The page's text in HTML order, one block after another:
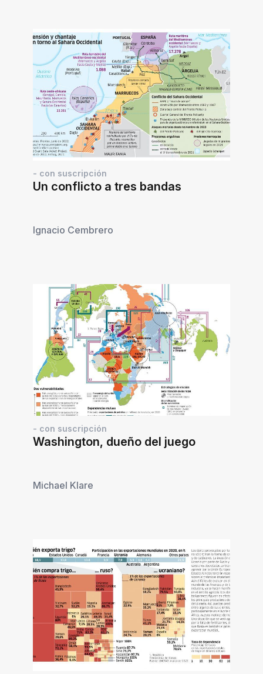
- con suscripción
Un conflicto a tres bandas
Ignacio Cembrero
- con suscripción
Washington, dueño del juego
Michael Klare